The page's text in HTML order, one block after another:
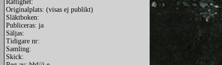
Rättighet:
Originalplats: (visas ej publikt)
Släktboken:
Publiceras: ja
Säljas:
Tidigare nr:
Samling:
Skick: